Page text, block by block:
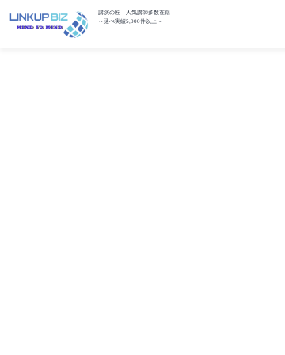
講演の匠 人気講師多数在籍
～延べ実績5,000件以上～